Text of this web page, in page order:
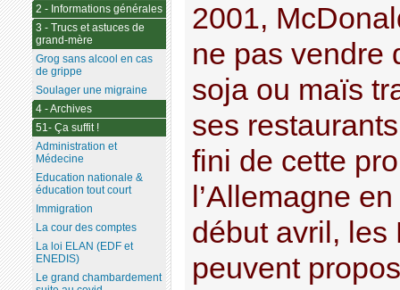
2001,
ne pas vendre
soja ou maïs
ses
fini de cette
l’Allemagne
début avril, les
peuvent
2 - Informations générales
3 - Trucs et astuces de
grand-mère
Grog sans alcool en cas
de grippe
Soulager une migraine
4 - Archives
51- Ça suffit !
Administration et
Médecine
Education nationale &
éducation tout court
Immigration
La cour des comptes
La loi ELAN (EDF et
ENEDIS)
Le grand chambardement